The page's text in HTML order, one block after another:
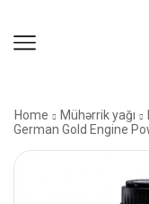
Home Mühərrik yağı
German Gold Engine